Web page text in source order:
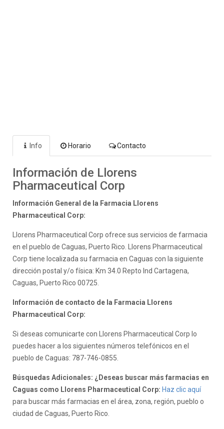
Info Horario Contacto
Información de Llorens
Pharmaceutical Corp
Información General de la Farmacia Llorens
Pharmaceutical Corp:
Llorens Pharmaceutical Corp ofrece sus servicios de farmacia
en el pueblo de Caguas, Puerto Rico. Llorens Pharmaceutical
Corp tiene localizada su farmacia en Caguas con la siguiente
dirección postal y/o física: Km 34.0 Repto Ind Cartagena,
Caguas, Puerto Rico 00725.
Información de contacto de la Farmacia Llorens
Pharmaceutical Corp:
Si deseas comunicarte con Llorens Pharmaceutical Corp lo
puedes hacer a los siguientes números telefónicos en el
pueblo de Caguas: 787-746-0855.
Búsquedas Adicionales: ¿Deseas buscar más farmacias en
Caguas como Llorens Pharmaceutical Corp: Haz clic aquí
para buscar más farmacias en el área, zona, región, pueblo o
ciudad de Caguas, Puerto Rico.